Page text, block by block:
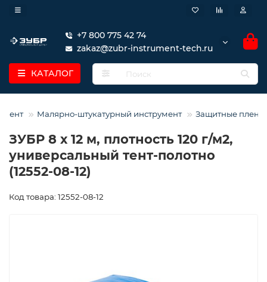
+7 800 775 42 74
zakaz@zubr-instrument-tech.ru
КАТАЛОГ
Малярно-штукатурный инструмент Защитные
ЗУБР 8 х 12 м, плотность 120 г/м2,
универсальный тент-полотно
(12552-08-12)
Код товара: 12552-08-12